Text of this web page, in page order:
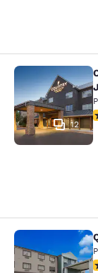
Country
12
Quality